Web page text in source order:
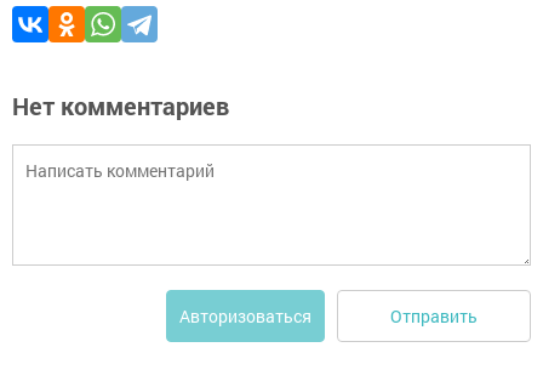
Нет комментариев
Авторизоваться Отправить